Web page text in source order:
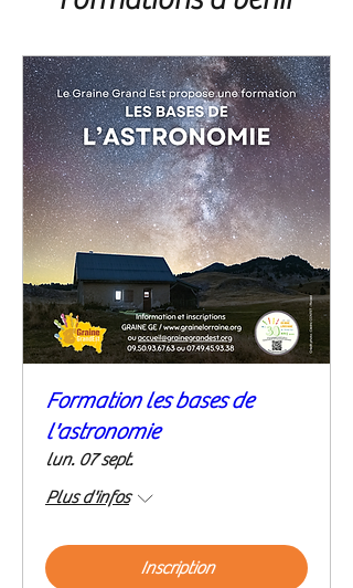
Formation les bases de
l'astronomie
lun. 07 sept.
Plus d'infos
Inscription